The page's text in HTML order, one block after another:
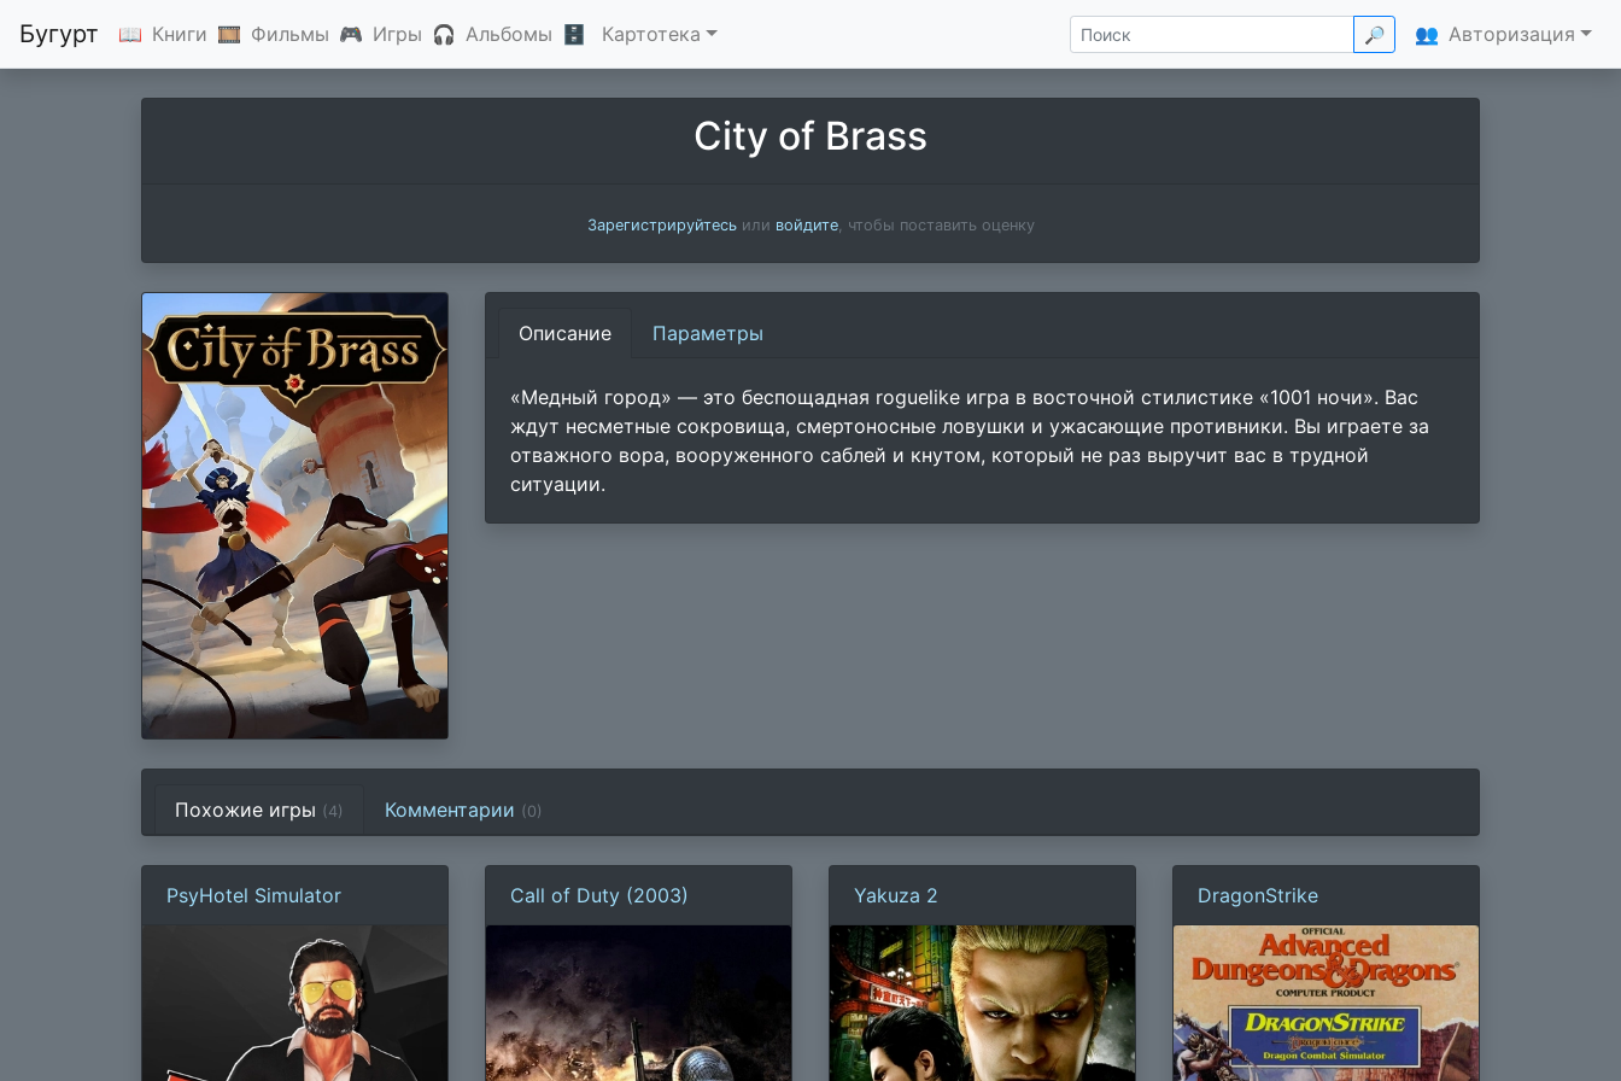
Бугурт 📖 Книги 🎞 Фильмы 🎮 Игры 🎧 Альбомы 🗄 Картотека 🔎 👥 Авторизация
City of Brass
Зарегистрируйтесьили войдите, чтобы поставить оценку
Описание Параметры
«Медный город» — это беспощадная roguelike игра в восточной стилистике «1001 ночи». Вас
ждут несметные сокровища, смертоносные ловушки и ужасающие противники. Вы играете за
отважного вора, вооруженного саблей и кнутом, который не раз выручит вас в трудной
ситуации.
Похожие игры (4) Комментарии (0)
PsyHotel Simulator Call of Duty (2003) Yakuza 2 DragonStrike